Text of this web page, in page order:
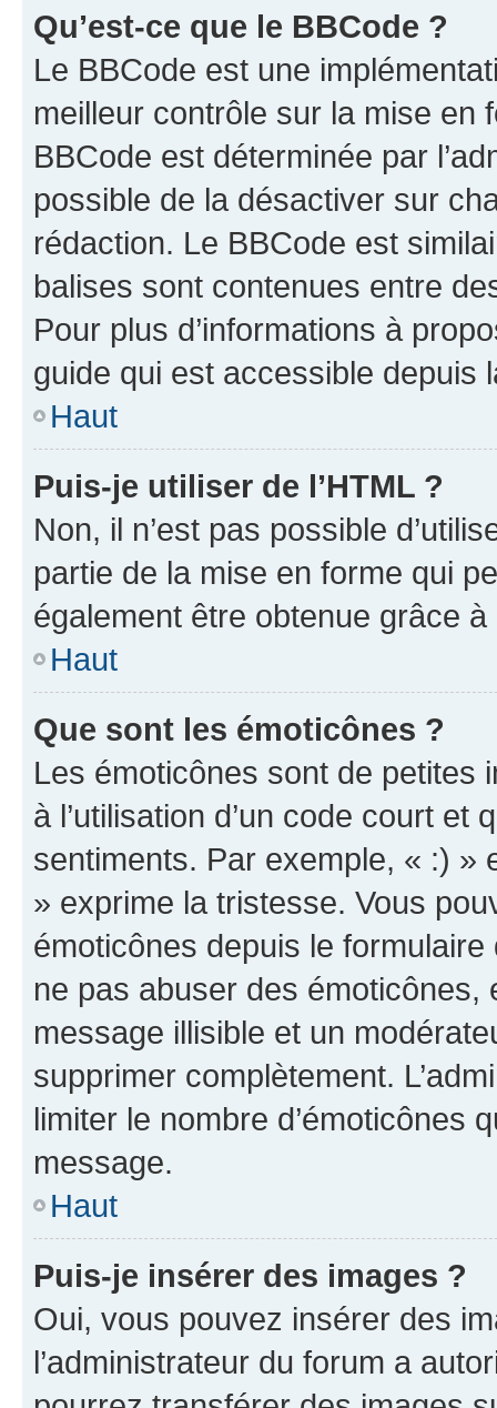
Qu’est-ce que le BBCode ?
Le BBCode est une
meilleur contrôle sur la mise en
BBCode est déterminée par
possible de la désactiver sur
rédaction. Le BBCode est
balises sont contenues entre
Pour plus d’informations à
guide qui est accessible depuis
Haut
Puis-je utiliser de l’HTML ?
Non, il n’est pas possible
partie de la mise en forme qui
également être obtenue grâce à
Haut
Que sont les émoticônes ?
Les émoticônes sont de petites
à l’utilisation d’un code court et
sentiments. Par exemple, « :) »
» exprime la tristesse. Vous
émoticônes depuis le
ne pas abuser des
message illisible et un
supprimer complètement.
limiter le nombre d’émoticônes
message.
Haut
Puis-je insérer des images ?
Oui, vous pouvez insérer des
l’administrateur du forum a